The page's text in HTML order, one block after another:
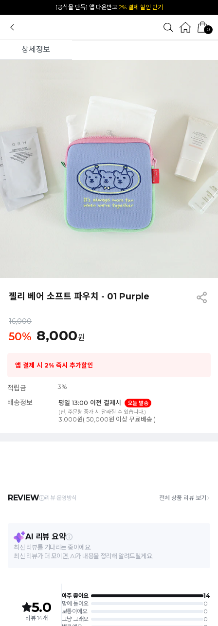
카카오 플친 추가하면1천원 즉시 할인 쿠폰
0
상세정보
젤리 베어 소프트 파우치 - 01 Purple
16,000
50% 8,000원
앱 결제 시 2% 즉시 추가할인
적립금 3%
배송정보 평일 13:00 이전 결제시
오늘 발송
(단, 주문량 증가 시 달라질 수 있습니다.)
3,000원( 50,000원 이상 무료배송 )